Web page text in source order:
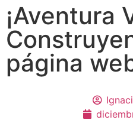
¡Aventura
página